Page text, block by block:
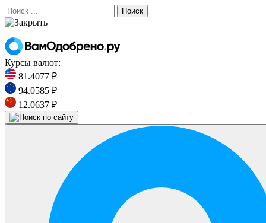
Поиск
Курсы валют:
81.4077 ₽
94.0585 ₽
12.0637 ₽